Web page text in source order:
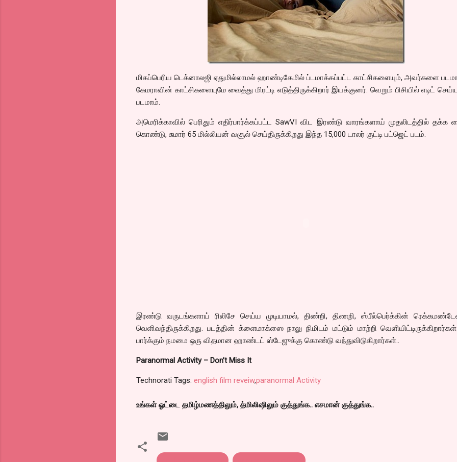
மிகப்பெரிய டெக்னாலஜி ஏதுமில்லாமல் ஹாண்டிகேமில் ப்டமாக்கப்பட்ட காட்சிகளையும், அவர்களை
கேமராவின் காட்சிகளையுமே வைத்து மிரட்டி எடுத்திருக்கிறார் இயக்குனர். வெறும் பிசியில் எடிட்
படமாம்.
அமெரிக்காவில் பெரிதும் எதிர்பார்க்கப்பட்ட SawVI விட இரண்டு வாரங்களாய் முதலிடத்தில் தக்க
கொண்டு, சுமார் 65 மில்லியன் வசூல் செய்திருக்கிறது இந்த 15,000 டாலர் குட்டி பட்ஜெட் படம்.
இரண்டு வருடங்களாய் ரிலிசே செய்ய முடியாமல், திண்றி, திணறி, ஸ்பீல்பெர்க்கின்
வெளிவந்திருக்கிறது. படத்தின் க்ளைமாக்ஸை நாலு நிமிடம் மட்டும் மாற்றி
பார்க்கும் நமமை ஒரு விதமான ஹாண்டட் ஸ்டேஜுக்கு கொண்டு வந்துவிடுகிறார்கள்..
Paranormal Activity – Don’t Miss It
Technorati Tags: english film reveiw,paranormal Activity
உங்கள் ஓட்டை தமிழ்மணத்திலும், த்மிலிஷிலும் குத்துங்க.. எசமான் குத்துங்க..